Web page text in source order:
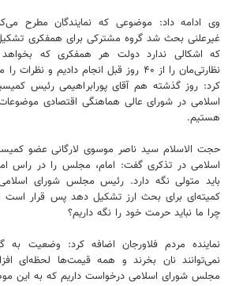
وی ادامه داد: موضوعی که نمایندگان مطرح
غیرعلنی بحث شد گروه مشترکی برای همفکری
که اشکالی ندارد دولت هر همفکری که
نظارتی‌مان را از ۴۰ روز قبل انجام دادیم
کرد: روز گذشته هم آقای پورابراهیمی رئیس
اسلامی در شورای عالی هماهنگی اقتصادی
هستیم.
حجت الاسلام سید ناصر موسوی لارگانی عضو
اسلامی در تذکری گفت: امام، مجلس را در راس
باید متولی نگه دارد. رئیس مجلس شورای
کمیته‌ای برای بحث ارز تشکیل دهد پس قرار
چرا ما نباید حرمت خود را نگه داریم؟
نماینده مردم فلاورجان اضافه کرد: وضعیت
نمی‌توانند نان بخرند و همه قیمت‌ها لحظه‌ای
مجلس شورای اسلامی درخواست داریم که به این